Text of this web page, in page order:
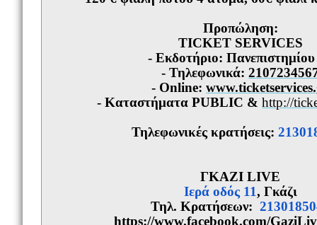
Προπώληση:
TICKET SERVICES
- Εκδοτήριο:
- Τηλεφωνικά:
- Online:
- ΚαταστήματαPUBLIC & http://
Τηλεφωνικές κρατήσεις:
ΓΚΑΖΙLIVE
Ιερά οδός 11, Γκάζι
Τηλ. Κρατήσεων:
https://www.facebook.com/GaziL